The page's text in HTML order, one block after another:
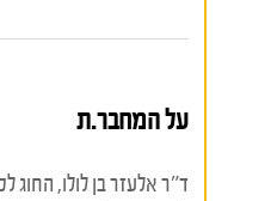
על המחבר.ת
ד"ר אלעזר בן לולו, החוג